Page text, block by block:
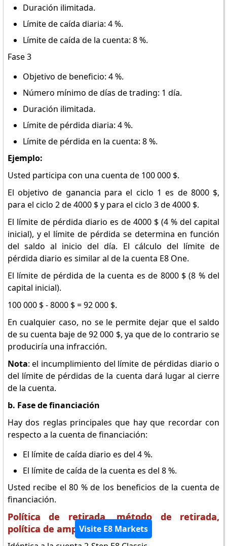
Duración ilimitada.
Límite de caída diaria: 4 %.
Límite de caída de la cuenta: 8 %.
Fase 3
Objetivo de beneficio: 4 %.
Número mínimo de días de trading: 1 día.
Duración ilimitada.
Límite de pérdida diaria: 4 %.
Límite de pérdida en la cuenta: 8 %.
Ejemplo:
Usted participa con una cuenta de 100 000 $.
El objetivo de ganancia para el ciclo 1 es de 8000 $,
para el ciclo 2 de 4000 $ y para el ciclo 3 de 4000 $.
El límite de pérdida diario es de 4000 $ (4 % del capital
inicial), y el límite de pérdida se determina en función
del saldo al inicio del día. El cálculo del límite de
pérdida diario es similar al de la cuenta E8 One.
El límite de pérdida de la cuenta es de 8000 $ (8 % del
capital inicial).
100 000 $ - 8000 $ = 92 000 $.
En cualquier caso, no se le permite dejar que el saldo
de su cuenta baje de 92 000 $, ya que de lo contrario se
produciría una infracción.
Nota: el incumplimiento del límite de pérdidas diario o
del límite de pérdidas de la cuenta dará lugar al cierre
de la cuenta.
b. Fase de financiación
Hay dos reglas principales que hay que recordar con
respecto a la cuenta de financiación:
El límite de caída diario es del 4 %.
El límite de caída de la cuenta es del 8 %.
Usted recibe el 80 % de los beneficios de la cuenta de
financiación.
Política de retirada, método de retirada,
política de ampliaciónVisite E8 Markets